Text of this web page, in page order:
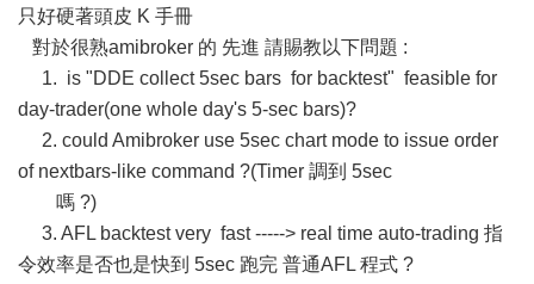
只好硬著頭皮 K 手冊
對於很熟amibroker 的 先進 請賜教以下問題 :
1. is "DDE collect 5sec bars for backtest" feasible for
day-trader(one whole day's 5-sec bars)?
2. could Amibroker use 5sec chart mode to issue order
of nextbars-like command ?(Timer 調到 5sec
嗎 ?)
3. AFL backtest very fast -----> real time auto-trading 指
令效率是否也是快到 5sec 跑完 普通AFL 程式 ?